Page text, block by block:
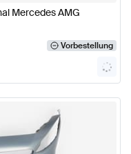
Mercedes AMG
Vorbestellung